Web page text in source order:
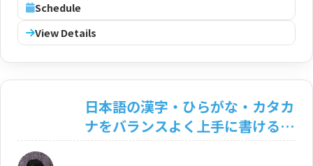
Schedule
View Details
日本語の漢字・ひらがな・カタカ
ナをバランスよく上手に書けるよ
うになろう コース